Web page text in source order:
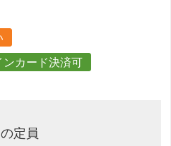
ンカード決済可
定員